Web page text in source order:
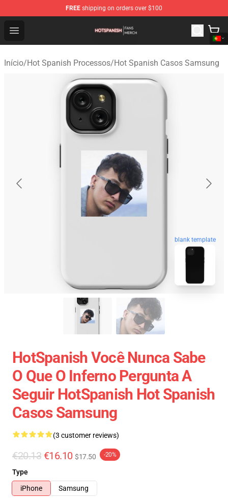
FREE shipping on orders over $100
Open menu
Hot Spanish Shop - Official Hot Spanish Merchandise
Início/Hot Spanish Processos/Hot Spanish Casos Samsung
blank template
HotSpanish Você Nunca Sabe
O Que O Inferno Pergunta A
Seguir HotSpanish Hot Spanish
Casos Samsung
(3 customer reviews)
€20.13 €16.10 $17.50 -20%
Type
iPhone
Samsung